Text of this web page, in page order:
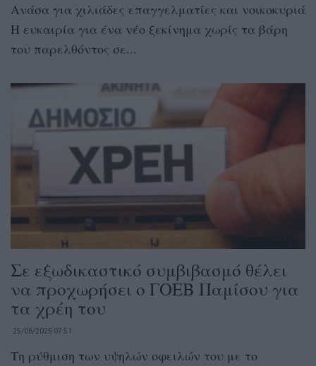
Ανάσα για χιλιάδες επαγγελματίες και νοικοκυριά
Η ευκαιρία για ένα νέο ξεκίνημα χωρίς τα βάρη
του παρελθόντος σε...
Σε εξωδικαστικό συμβιβασμό θέλει
να προχωρήσει ο ΓΟΕΒ Παμίσου για
τα χρέη του
25/06/2025 07:51
Τη ρύθμιση των υψηλών οφειλών του με το